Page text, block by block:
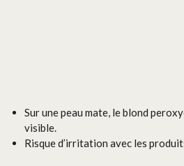
Sur une peau mate, le blond
visible.
Risque d’irritation avec les